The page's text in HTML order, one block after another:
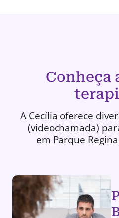
Conheça
A Cecília oferece
(videochamada)
em Parque Regina